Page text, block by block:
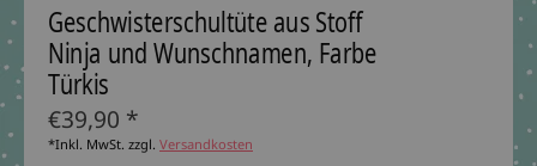
Geschwisterschultüte aus Stoff
Ninja und Wunschnamen, Farbe
Türkis
€39,90 *
*Inkl. MwSt. zzgl. Versandkosten